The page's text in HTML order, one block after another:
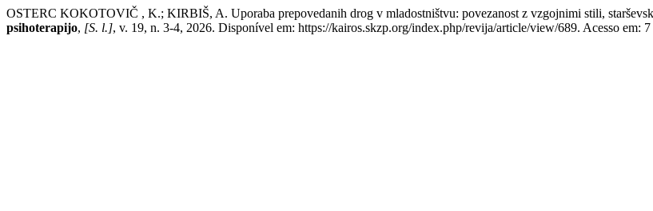
OSTERC KOKOTOVIČ , K.; KIRBIŠ, A. Uporaba prepovedanih drog v mladostništvu: povezanost z vzgojnimi stili,
psihoterapijo, [S. l.], v. 19, n. 3-4, 2026. Disponível em: https://kairos.skzp.org/index.php/revija/article/view/689. Acesso em: